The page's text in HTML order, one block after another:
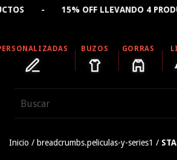
4 PRODUCTOS - 🔥 CREÁ
BUZOS GORRAS
Inicio / breadcrumbs.peliculas-y-series1 /